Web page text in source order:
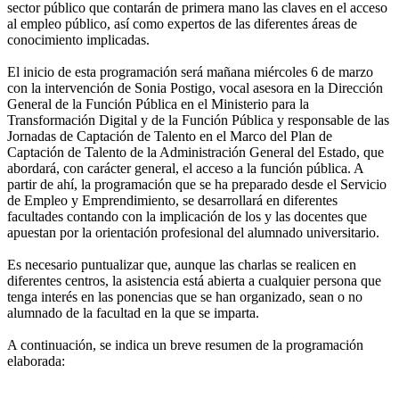
sector público que contarán de primera mano las claves en el acceso
al empleo público, así como expertos de las diferentes áreas de
conocimiento implicadas.
El inicio de esta programación será mañana miércoles 6 de marzo
con la intervención de Sonia Postigo, vocal asesora en la Dirección
General de la Función Pública en el Ministerio para la
Transformación Digital y de la Función Pública y responsable de las
Jornadas de Captación de Talento en el Marco del Plan de
Captación de Talento de la Administración General del Estado, que
abordará, con carácter general, el acceso a la función pública. A
partir de ahí, la programación que se ha preparado desde el Servicio
de Empleo y Emprendimiento, se desarrollará en diferentes
facultades contando con la implicación de los y las docentes que
apuestan por la orientación profesional del alumnado universitario.
Es necesario puntualizar que, aunque las charlas se realicen en
diferentes centros, la asistencia está abierta a cualquier persona que
tenga interés en las ponencias que se han organizado, sean o no
alumnado de la facultad en la que se imparta.
A continuación, se indica un breve resumen de la programación
elaborada: